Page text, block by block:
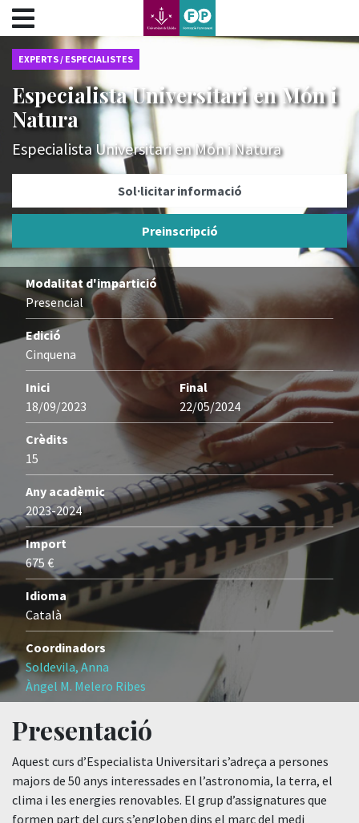
???label.access.jump.content???
???label.access.jump.header???
???label.access.jump.footer???
???label.access.jump.menu???
EXPERTS / ESPECIALISTES
Especialista Universitari en Món i
Natura
Especialista Universitari en Món i Natura
Sol·licitar informació
Preinscripció
Modalitat d'impartició
Presencial
Edició
Cinquena
Inici
18/09/2023
Final
22/05/2024
Crèdits
15
Any acadèmic
2023-2024
Import
675 €
Idioma
Català
Coordinadors
Soldevila, Anna
Àngel M. Melero Ribes
Presentació
Aquest curs d’Especialista Universitari s’adreça a persones
majors de 50 anys interessades en l’astronomia, la terra, el
clima i les energies renovables. El grup d’assignatures que
formen part del curs s’engloben dins el marc del medi